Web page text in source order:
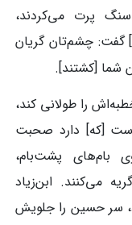
پرت می‌کردند،
] گفت: چشم‌تان گریان
شما [کشتند].
را طولانی کند،
[که] دارد صحبت
بام‌های پشت‌بام،
می‌کنند. ابن‌زیاد
سر حسین را جلویش